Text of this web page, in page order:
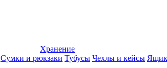
Хранение
Сумки и рюкзаки Тубусы Чехлы и кейсы